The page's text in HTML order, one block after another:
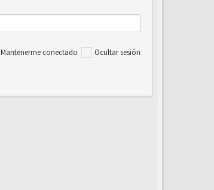
Mantenerme conectado Ocultar sesión